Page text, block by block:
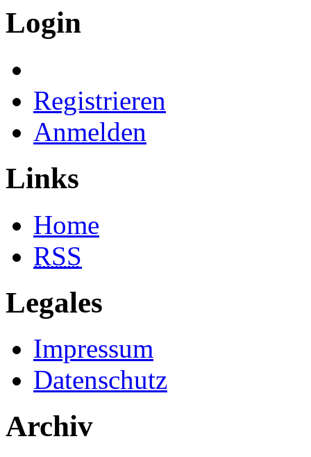
Login
Registrieren
Anmelden
Links
Home
RSS
Legales
Impressum
Datenschutz
Archiv